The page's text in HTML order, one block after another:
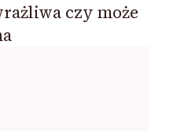
czy może